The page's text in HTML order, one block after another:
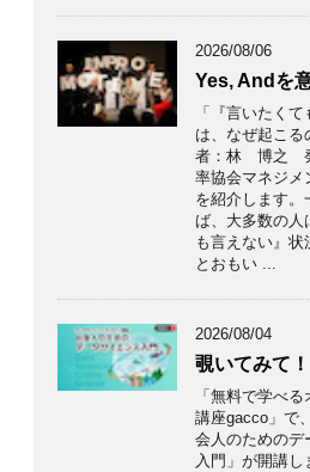
2026/08/06
Yes, Andを
「『言いたくて
は、なぜ起こる
者：林 博之
率協会マネジメ
を紹介します。
ば、大多数の人
も言えない』
とおもい ...
2026/08/04
覗いてみて！
「無料で学べ
講座gacco」で
会人のためのデ
入門」が開講